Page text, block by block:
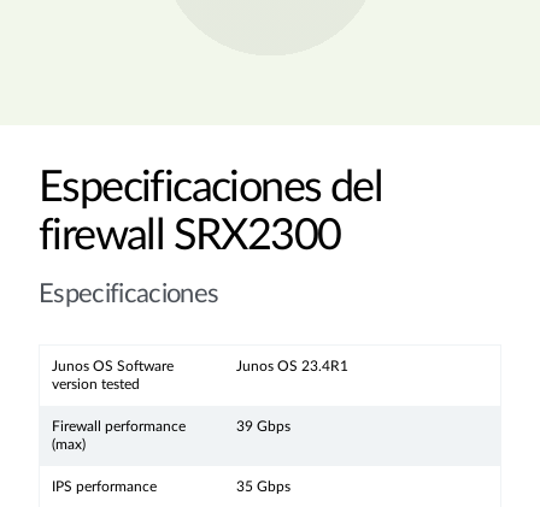
Especificaciones del
firewall SRX2300
Especificaciones
Junos OS Software
version tested
Junos OS 23.4R1
Firewall performance
(max)
39 Gbps
IPS performance 35 Gbps